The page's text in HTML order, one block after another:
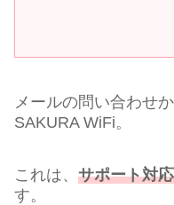
メールの問い合わせ
SAKURA WiFi。
これは、 サポート対
す。